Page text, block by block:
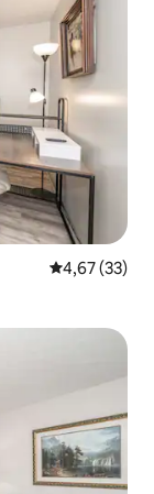
4,67 de uma
4,67 (33)